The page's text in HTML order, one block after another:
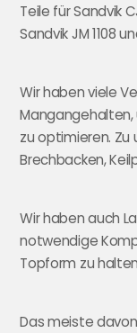
Teile für Sandvik
Sandvik JM 1108
Wir haben viele
Mangangehalten,
zu optimieren. Zu
Brechbacken,
Wir haben auch
notwendige
Topform zu
Das meiste